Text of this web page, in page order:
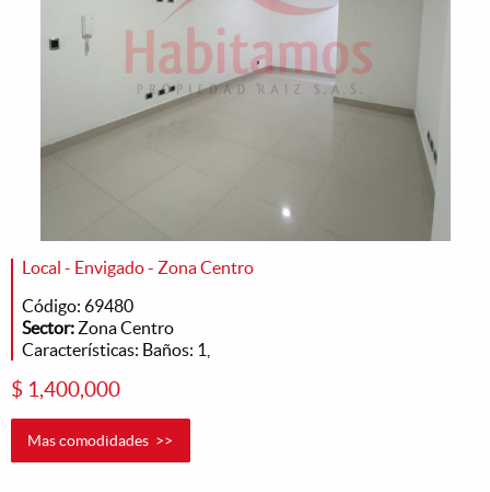
Local - Envigado - Zona Centro
Código: 69480
Sector: Zona Centro
Características: Baños: 1,
$ 1,400,000
Mas comodidades >>